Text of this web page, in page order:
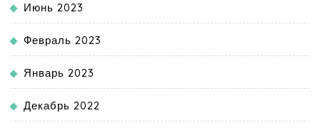
Июнь 2023
Февраль 2023
Январь 2023
Декабрь 2022